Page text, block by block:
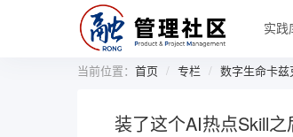
实践
当前位置： 首页 专栏 数字生命卡兹
装了这个AI热点Skill之